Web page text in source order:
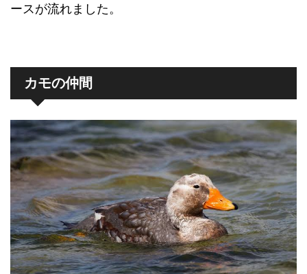
ースが流れました。
カモの仲間